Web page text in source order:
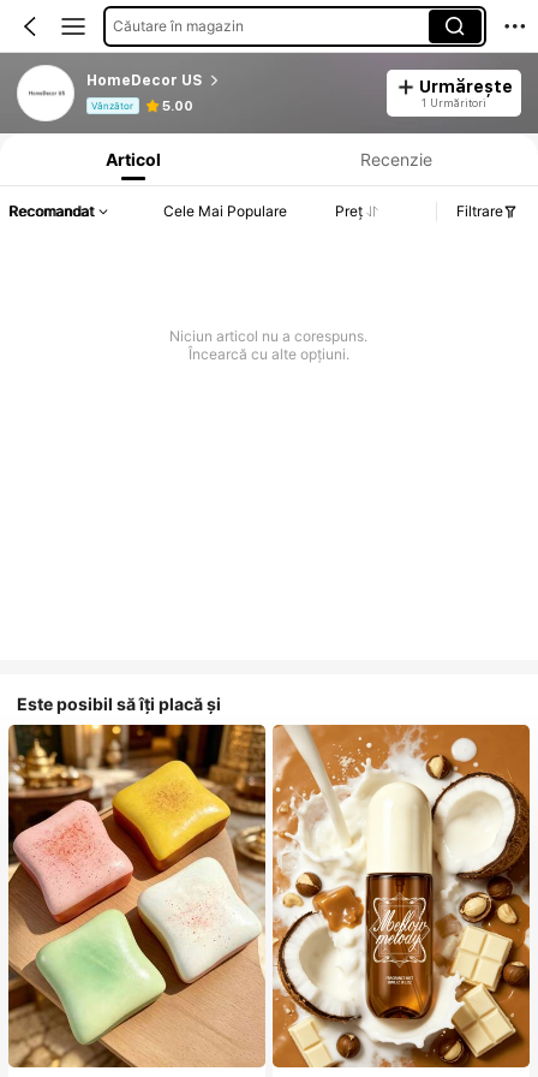
Căutare în magazin
HomeDecor US
Vânzător 5.00
Urmărește
1 Urmăritori
Informații despre produs: Divulgarea prețului, detalii privind vânzările și stocul.
Articol Recenzie
Recomandat Cele Mai Populare Preț Filtrare
Niciun articol nu a corespuns.
Încearcă cu alte opțiuni.
Este posibil să îți placă și